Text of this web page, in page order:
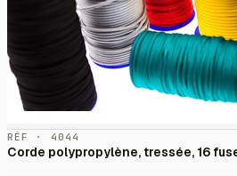
RÉF · 4044
Corde polypropylène, tressée, 16